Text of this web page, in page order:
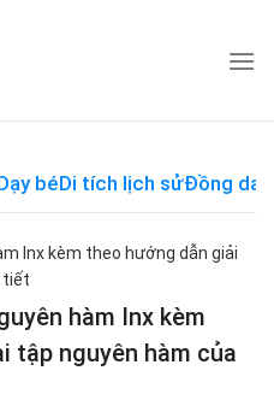
béDi tích lịch sửĐồng dao
Inx kèm theo hướng dẫn giải
tiết
hàm Inx kèm
tập nguyên hàm của